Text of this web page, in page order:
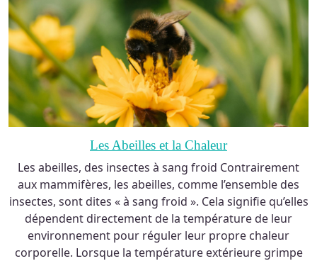
Les Abeilles et la Chaleur
Les abeilles, des insectes à sang froid Contrairement
aux mammifères, les abeilles, comme l’ensemble des
insectes, sont dites « à sang froid ». Cela signifie qu’elles
dépendent directement de la température de leur
environnement pour réguler leur propre chaleur
corporelle. Lorsque la température extérieure grimpe